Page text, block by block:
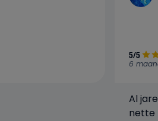
Al
nette
5/5
6